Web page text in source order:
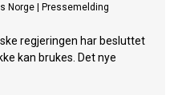
Norge Pressemelding
regjeringen har besluttet
kan brukes. Det nye